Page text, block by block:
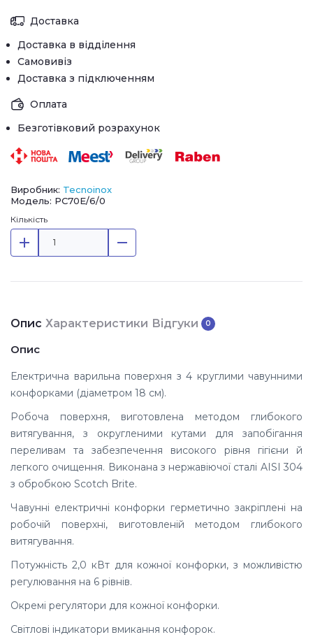
Доставка
Доставка в відділення
Самовивіз
Доставка з підключенням
Оплата
Безготівковий розрахунок
Виробник: Tecnoinox
Модель: PC70E/6/0
Кількість
Опис Характеристики Відгуки 0
Опис
Електрична варильна поверхня з 4 круглими чавунними
конфорками (діаметром 18 см).
Робоча поверхня, виготовлена методом глибокого
витягування, з округленими кутами для запобігання
переливам та забезпечення високого рівня гігієни й
легкого очищення. Виконана з нержавіючої сталі AISI 304
з обробкою Scotch Brite.
Чавунні електричні конфорки герметично закріплені на
робочій поверхні, виготовленій методом глибокого
витягування.
Потужність 2,0 кВт для кожної конфорки, з можливістю
регулювання на 6 рівнів.
Окремі регулятори для кожної конфорки.
Світлові індикатори вмикання конфорок.